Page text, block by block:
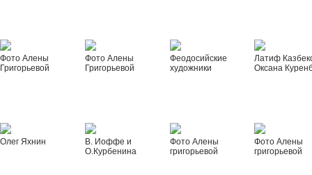
Фото Алены
Григорьевой
Фото Алены
Григорьевой
Феодосийские
художники
Латиф
Оксана
Олег Яхнин
В. Иоффе и
О.Курбенина
Фото Алены
григорьевой
Фото Алены
григорьевой